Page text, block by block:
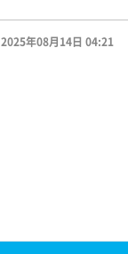
2025年08月14日 04:21